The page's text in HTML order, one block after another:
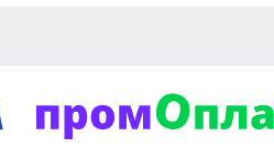
ПОДУШКИ І ВУЛИЧНІ МЕБЛІ